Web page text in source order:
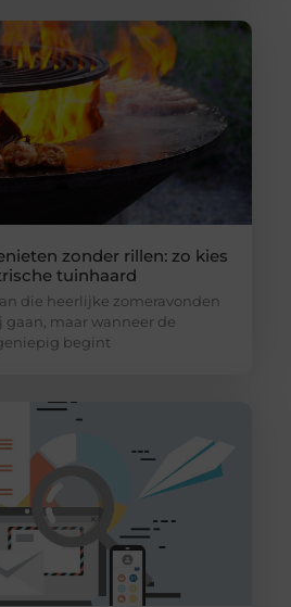
zonder rillen: zo kies
tuinhaard
die heerlijke zomeravonden
maar wanneer de
begint